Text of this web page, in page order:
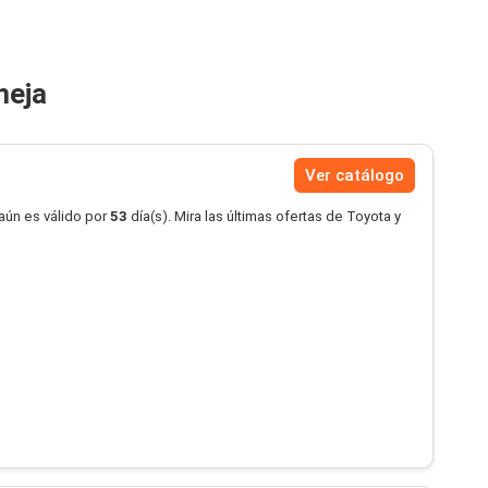
Ver catálogo
es válido por53 día(s). Mira las últimas ofertas de Toyota y